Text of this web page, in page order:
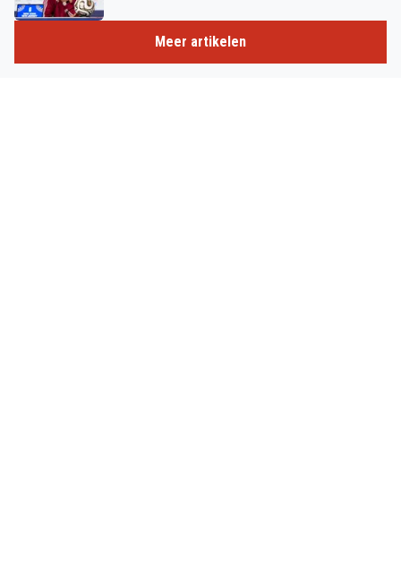
Meer artikelen